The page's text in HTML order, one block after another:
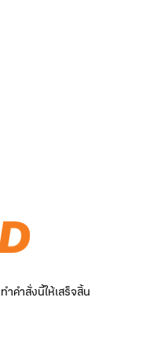
คำสั่งนี้ให้เสร็จสิ้น